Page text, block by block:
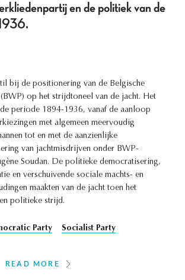
en de politiek van de
bij de positionering van de Belgische
op het strijdtoneel van de jacht. Het
periode 1894-1936, vanaf de aanloop
met algemeen meervoudig
tot en met de aanzienlijke
van jachtmisdrijven onder BWP-
Soudan. De politieke democratisering,
en verschuivende sociale machts- en
maakten van de jacht toen het
politieke strijd.
Party
Socialist Party
READ MORE